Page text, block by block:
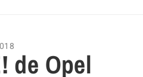
de Opel